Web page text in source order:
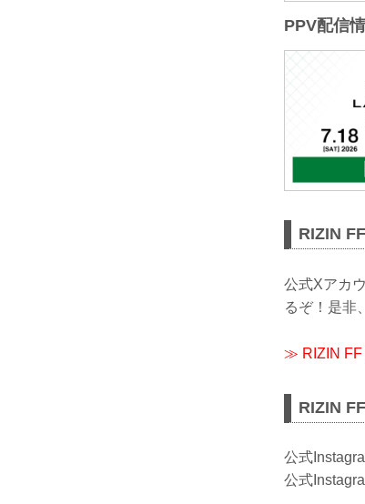
PPV配信
RIZIN
公式Xアカ
るぞ！是非
≫ RIZIN FF
RIZIN
公式
公式